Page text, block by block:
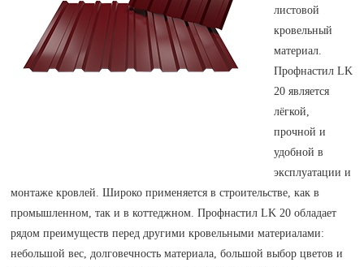
забора цена, монтаж профнастила, навес
из профнастила, обшить профнастилом,
оцинкованный профнастил, покрытие
профнастила, прайс профнастил, продажа
профнастила, производство профнастила,
профнастил для кровли, профнастил на
крышу, профнастил на крышу цена,
листовой
кровельный
материал.
Профнастил LK
20 является
лёгкой,
прочной и
удобной в
эксплуатации и
монтаже кровлей. Широко применяется в строительстве, как в
промышленном, так и в коттеджном. Профнастил LK 20 обладает
рядом преимуществ перед другими кровельными материалами:
небольшой вес, долговечность материала, большой выбор цветов и